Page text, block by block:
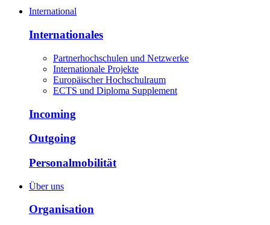
International
Internationales
Partnerhochschulen und Netzwerke
Internationale Projekte
Europäischer Hochschulraum
ECTS und Diploma Supplement
Incoming
Outgoing
Personalmobilität
Über uns
Organisation